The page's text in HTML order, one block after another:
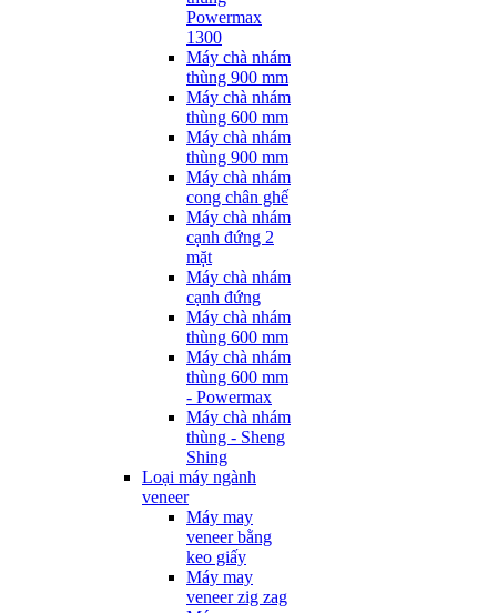
Powermax
1300
Máy chà nhám
thùng 900 mm
Máy chà nhám
thùng 600 mm
Máy chà nhám
thùng 900 mm
Máy chà nhám
cong chân ghế
Máy chà nhám
cạnh đứng 2
mặt
Máy chà nhám
cạnh đứng
Máy chà nhám
thùng 600 mm
Máy chà nhám
thùng 600 mm
- Powermax
Máy chà nhám
thùng - Sheng
Shing
Loại máy ngành
veneer
Máy may
veneer bằng
keo giấy
Máy may
veneer zig zag